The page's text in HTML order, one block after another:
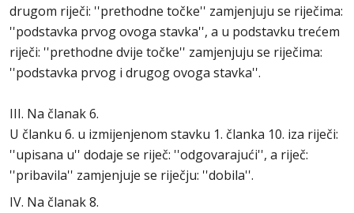
drugom riječi: ''prethodne točke'' zamjenjuju se riječima:
''podstavka prvog ovoga stavka'', a u podstavku trećem
riječi: ''prethodne dvije točke'' zamjenjuju se riječima:
''podstavka prvog i drugog ovoga stavka''.
III. Na članak 6.
U članku 6. u izmijenjenom stavku 1. članka 10. iza riječi:
''upisana u'' dodaje se riječ: ''odgovarajući'', a riječ:
''pribavila'' zamjenjuje se riječju: ''dobila''.
IV. Na članak 8.